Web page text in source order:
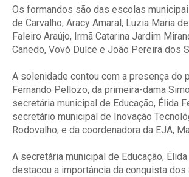
Os formandos são das escolas
de Carvalho, Aracy Amaral, Luzia Maria
Faleiro Araújo, Irmã Catarina Jardim
Canedo, Vovó Dulce e João Pereira dos
A solenidade contou com a presença do
Fernando Pellozo, da primeira-dama
secretária municipal de Educação, Élida
secretário municipal de Inovação
Rodovalho, e da coordenadora da EJA,
A secretária municipal de Educação, Élida
destacou a importância da conquista dos